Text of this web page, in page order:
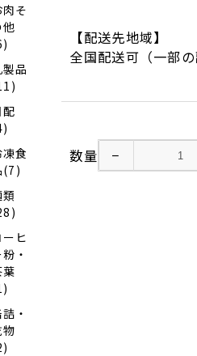
そ
品
食
(7)
ヒ
・
・
【配送先地域】
全国配送可（一部の
数量 −